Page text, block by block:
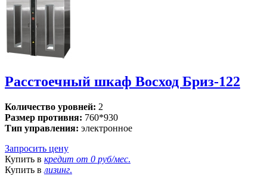
Расстоечный шкаф Восход Бриз-122
Количество уровней: 2
Размер противня: 760*930
Тип управления: электронное
Запросить цену
Купить в кредит от 0 руб/мес.
Купить в лизинг.